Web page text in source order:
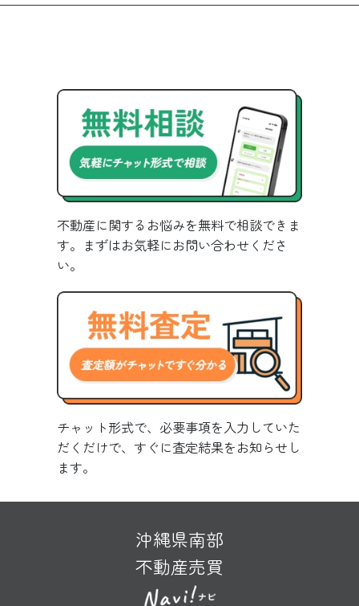
不動産に関するお悩みを無料で相談できま
す。まずはお気軽にお問い合わせくださ
い。
チャット形式で、必要事項を入力していた
だくだけで、すぐに査定結果をお知らせし
ます。
沖縄県南部
不動産売買